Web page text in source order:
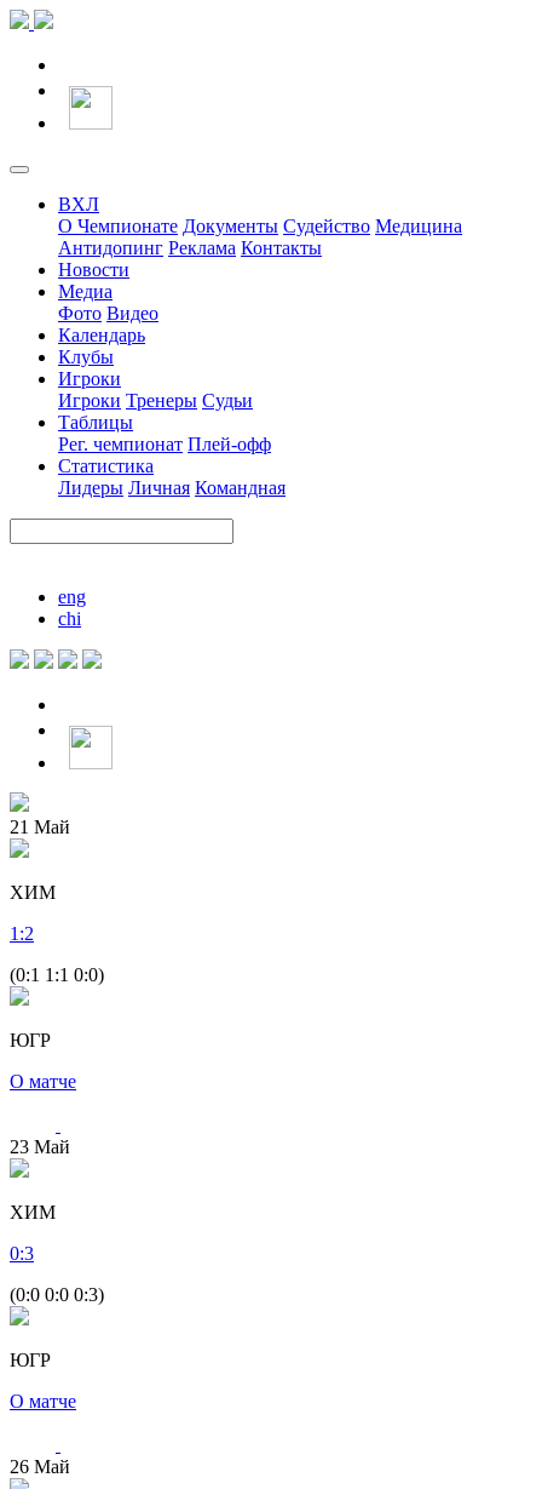
ВХЛ
О Чемпионате Документы Судейство Медицина
Антидопинг Реклама Контакты
Новости
Медиа
Фото Видео
Календарь
Клубы
Игроки
Игроки Тренеры Судьи
Таблицы
Рег. чемпионат Плей-офф
Статистика
Лидеры Личная Командная
eng
chi
21 Май
ХИМ
1 :2
(0:1 1:1 0:0)
ЮГР
О матче
23 Май
ХИМ
0:3
(0:0 0:0 0:3)
ЮГР
О матче
26 Май